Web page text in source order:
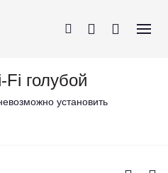
голубой
установить